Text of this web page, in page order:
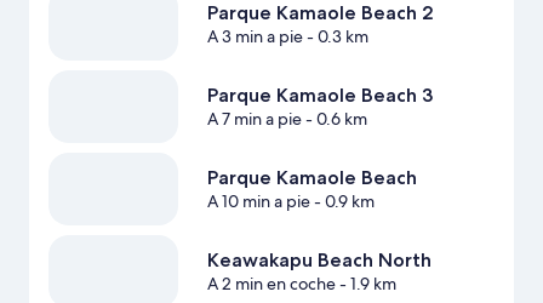
Parque Kamaole Beach 2
A 3 min a pie- 0.3 km
Parque Kamaole Beach 3
A 7 min a pie- 0.6 km
Parque Kamaole Beach
A 10 min a pie- 0.9 km
Keawakapu Beach North
A 2 min en coche- 1.9 km